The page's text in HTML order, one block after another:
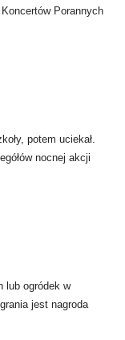
Porannych
potem uciekał.
nocnej akcji
lub ogródek w
jest nagroda